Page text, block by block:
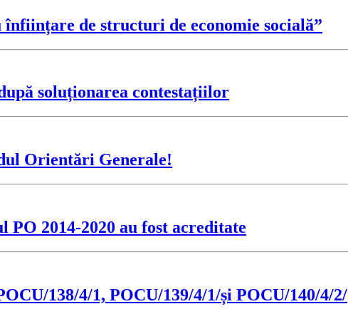
de structuri de economie socială”
soluționarea contestațiilor
Orientări Generale!
2014-2020 au fost acreditate
138/4/1, POCU/139/4/1/și POCU/140/4/2/